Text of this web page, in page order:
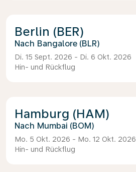
Berlin (BER)
Bangalore (BLR)
Di. 15 Sept. 2026 - Di. 6 Okt. 2026
Hin- und Rückflug
Hamburg (HAM)
Mumbai (BOM)
Mo. 5 Okt. 2026 - Mo. 12 Okt. 2026
Hin- und Rückflug